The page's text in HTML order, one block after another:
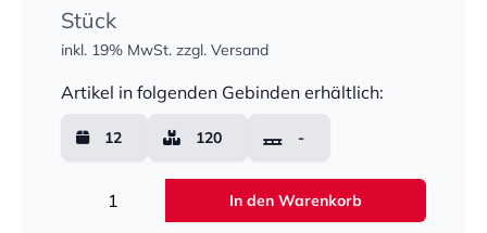
Stück
inkl. 19% MwSt. zzgl. Versand
Artikel in folgenden Gebinden erhältlich:
12 120 -
In den Warenkorb